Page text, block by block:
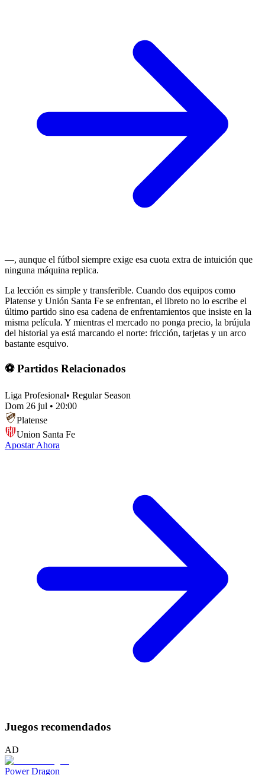
—, aunque el fútbol siempre exige esa cuota extra de intuición que
ninguna máquina replica.
La lección es simple y transferible. Cuando dos equipos como
Platense y Unión Santa Fe se enfrentan, el libreto no lo escribe el
último partido sino esa cadena de enfrentamientos que insiste en la
misma película. Y mientras el mercado no ponga precio, la brújula
del historial ya está marcando el norte: fricción, tarjetas y un arco
bastante esquivo.
⚽ Partidos Relacionados
Liga Profesional• Regular Season
Dom 26 jul • 20:00
Platense
Union Santa Fe
Apostar Ahora
Juegos recomendados
AD
Power Dragon